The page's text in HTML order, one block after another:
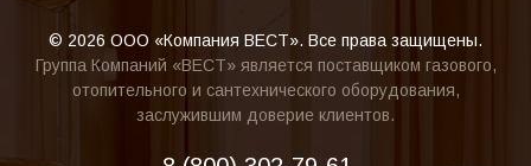
© 2026 ООО «Компания ВЕСТ». Все права защищены.
Группа Компаний «ВЕСТ» является поставщиком газового,
отопительного и сантехнического оборудования,
заслужившим доверие клиентов.